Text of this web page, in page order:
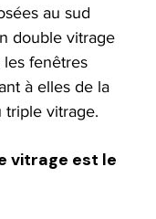
au sud
double vitrage
les fenêtres
à elles de la
vitrage.
vitrage est le